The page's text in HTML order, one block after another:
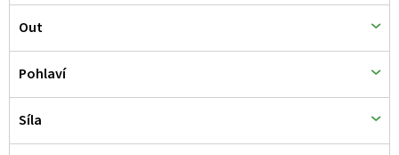
Out
Pohlaví
Síla